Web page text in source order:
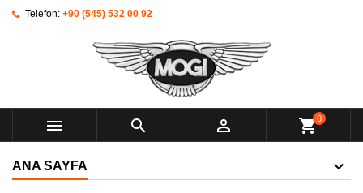
Telefon: +90 (545) 532 00 92
   shopping_cart0
ANA SAYFA